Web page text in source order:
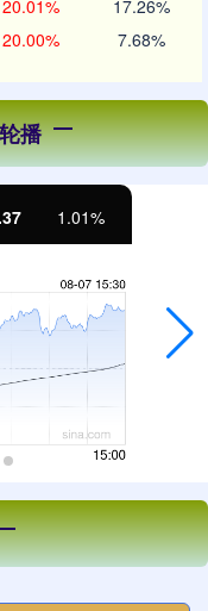
20.01% 17.26%
20.00% 7.68%
播
1.01%